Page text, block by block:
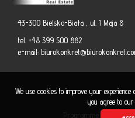
43-300 Bielsko-Biała , ul. 1 Maja 8
tel. +48 399 500 882
e-mail:
Programme for estate
We use cookies to improve your
you agree to our